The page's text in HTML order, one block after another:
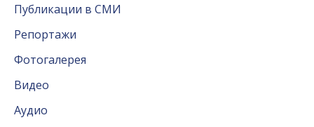
Публикации в СМИ
Репортажи
Фотогалерея
Видео
Аудио